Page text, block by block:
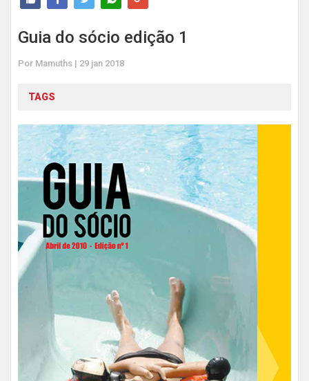
Guia do sócio edição 1
Por Mamuths | 29 jan 2018
TAGS